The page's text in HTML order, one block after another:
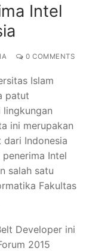
Intel
0 COMMENTS
Islam
patut
lingkungan
ini merupakan
dari Indonesia
Intel
salah satu
Fakultas
Developer ini
2015